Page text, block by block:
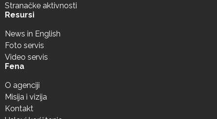
Stranačke aktivnosti
Resursi
News in English
Foto servis
Video servis
Fena
O agenciji
Misija i vizija
Kontakt